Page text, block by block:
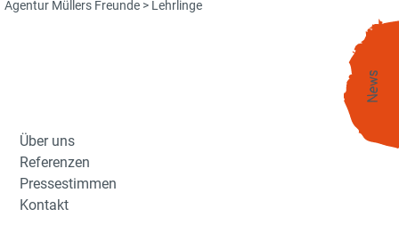
News
Agentur Müllers Freunde > Lehrlinge
Über uns
Referenzen
Pressestimmen
Kontakt